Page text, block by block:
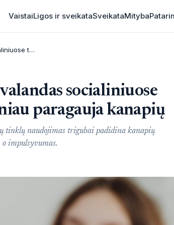
VaistaiLigos ir sveikataSveikataMityba
Paaugliai, praleidžiantys valandas socialiniuose tinkluose, tris kartus dažniau paragauja kanapių
socialiniuose
paragauja kanapių
tinklų naudojimas trigubai padidina kanapių
impulsyvumas.